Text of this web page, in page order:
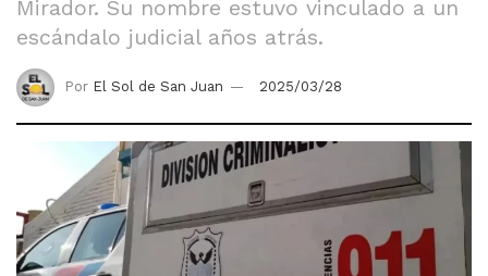
Mirador. Su nombre estuvo vinculado a un
escándalo judicial años atrás.
Por El Sol de San Juan 2025/03/28